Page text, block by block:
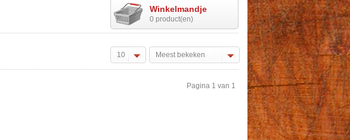
Winkelmandje
0 product(en)
10 Meest bekeken
Pagina 1 van 1